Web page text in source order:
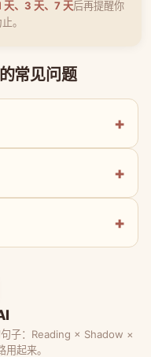
天、3 天、7 天后再提醒你
。
的常见问题
子：Reading × Shadow ×
起来。